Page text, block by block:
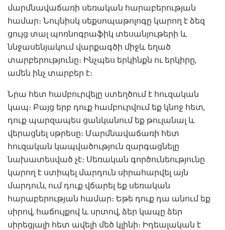
մարմնավաճառի սեռական հարաբերության
համար։ Նույնիսկ սեքսոպաթոլոգը կարող է ձեզ
ցույց տալ պոռնոգրաֆիկ տեսանյութերի և
ննջասենյակում վարքագծի միջև եղած
տարբերությունը։ Ինչպես երկինքն ու երկիրը,
ամեն ինչ տարբեր է։
Նրա հետ համբուրվելը ստեղծում է հուզական
կապ։ Բայց երբ դուք համբուրվում եք կնոջ հետ,
դուք պարզապես ցանկանում եք թուլանալ և
վերացնել սթրեսը։ Մարմնավաճառի հետ
հուզական կապվածություն զարգացնելը
նախատեսված չէ։ Սեռական գործունեությունը
կարող է ստիպել մարդուն սիրահարվել այն
մարդուն, ում դուք վճարել եք սեռական
հարաբերության համար։ Եթե դուք դա անում եք
սիրով, հաճույքով և սրտով, ձեր կապը ձեր
սիրեցյալի հետ ավելի մեծ կլինի։ Իդեալական է